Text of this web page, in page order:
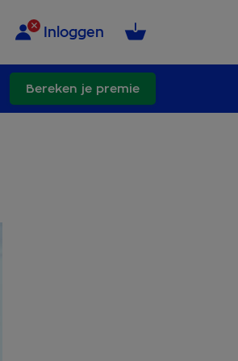
Inloggen
Bereken je premie